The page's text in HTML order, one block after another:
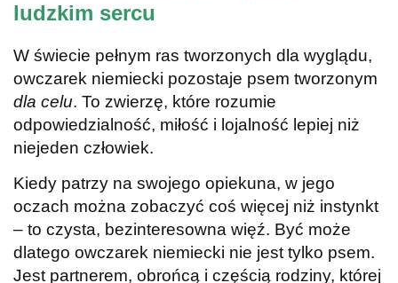
ludzkim sercu
W świecie pełnym ras tworzonych dla wyglądu,
owczarek niemiecki pozostaje psem tworzonym
dla celu. To zwierzę, które rozumie
odpowiedzialność, miłość i lojalność lepiej niż
niejeden człowiek.
Kiedy patrzy na swojego opiekuna, w jego
oczach można zobaczyć coś więcej niż instynkt
– to czysta, bezinteresowna więź. Być może
dlatego owczarek niemiecki nie jest tylko psem.
Jest partnerem, obrońcą i częścią rodziny, której